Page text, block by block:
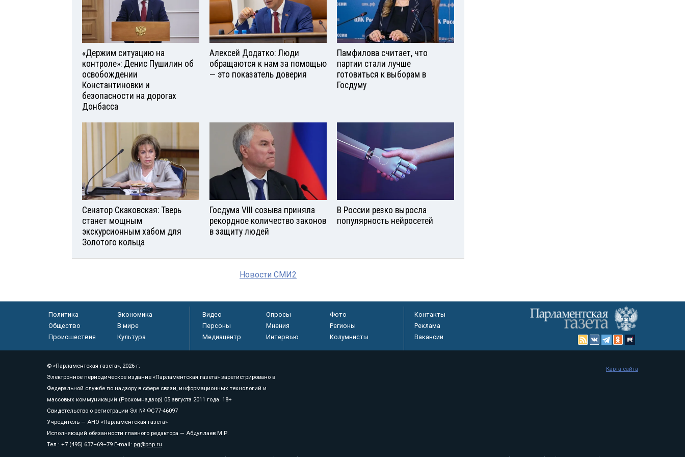
«Держим ситуацию на
контроле»: Денис Пушилин об
освобождении
Константиновки и
безопасности на дорогах
Донбасса
Алексей Додатко: Люди
обращаются к нам за помощью
— это показатель доверия
Памфилова считает, что
партии стали лучше
готовиться к выборам в
Госдуму
Сенатор Скаковская: Тверь
станет мощным
экскурсионным хабом для
Золотого кольца
Госдума VIII созыва приняла
рекордное количество законов
в защиту людей
В России резко выросла
популярность нейросетей
Новости СМИ2
Политика
Экономика
Общество
В мире
Происшествия
Культура
Видео Опросы
Фото
Персоны
Мнения
Регионы
Медиацентр
Интервью Колумнисты
Контакты
Реклама
Вакансии
© «Парламентская газета», 2026 г.
Электронное периодическое издание «Парламентская газета» зарегистрировано в
Федеральной службе по надзору в сфере связи, информационных технологий и
массовых коммуникаций (Роскомнадзор) 05 августа 2011 года. 18+
Свидетельство о регистрации Эл № ФС77-46097
Учредитель — АНО «Парламентская газета»
Исполняющий обязанности главного редактора — Абдуллаев М.Р.
Тел.: +7 (495) 637–69–79 E-mail: pg@pnp.ru
Карта сайта